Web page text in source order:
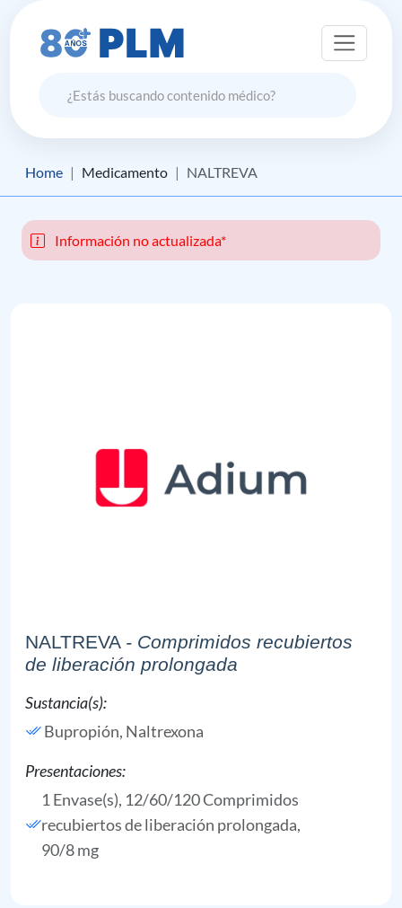
Home Medicamento NALTREVA
Información no actualizada*
NALTREVA - Comprimidos recubiertos
de liberación prolongada
Sustancia(s):
Bupropión, Naltrexona
Presentaciones:
1 Envase(s), 12/60/120 Comprimidos
recubiertos de liberación prolongada,
90/8 mg